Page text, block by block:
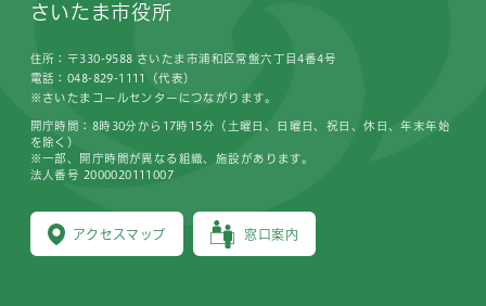
さいたま市役所
住所：〒330-9588 さいたま市浦和区常盤六丁目4番4号
電話：048-829-1111（代表）
※さいたまコールセンターにつながります。
アクセスマップ 窓口案内
開庁時間：8時30分から17時15分（土曜日、日曜日、祝日、休日、年末年始
を除く）
※一部、開庁時間が異なる組織、施設があります。
法人番号 2000020111007